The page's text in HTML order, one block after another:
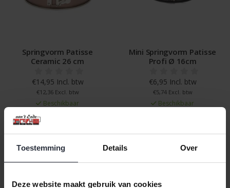
Toestemming Details Over
Deze website maakt gebruik van cookies
Springvorm Patisse
Ceramic 26 cm
€14,95 Incl. btw
€12,36 Excl. btw
Beschikbaar
In winkelwagen
Mini Springvorm Patisse
Profi Ø 16cm
€6,95 Incl. btw
€5,74 Excl. btw
Beschikbaar